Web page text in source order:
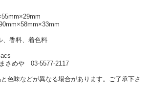
、香料、着色料
さめや 03-5577-2117
色味などが異なる場合があります。ご了承下さ